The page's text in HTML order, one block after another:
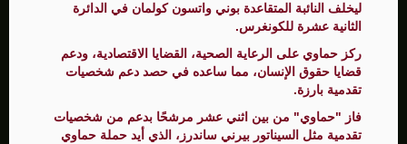
ليخلف النائبة المتقاعدة بوني واتسون كولمان في الدائرة
الثانية عشرة للكونغرس.
ركز حماوي على الرعاية الصحية، القضايا الاقتصادية، ودعم
قضايا حقوق الإنسان، مما ساعده في حصد دعم شخصيات
تقدمية بارزة.
فاز "حماوي" من بين اثني عشر مرشحًا بدعم من شخصيات
تقدمية مثل السيناتور بيرني ساندرز، الذي أيد حملة حماوي